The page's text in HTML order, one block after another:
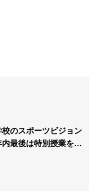
校のスポーツビジョン
最後は特別授業を実